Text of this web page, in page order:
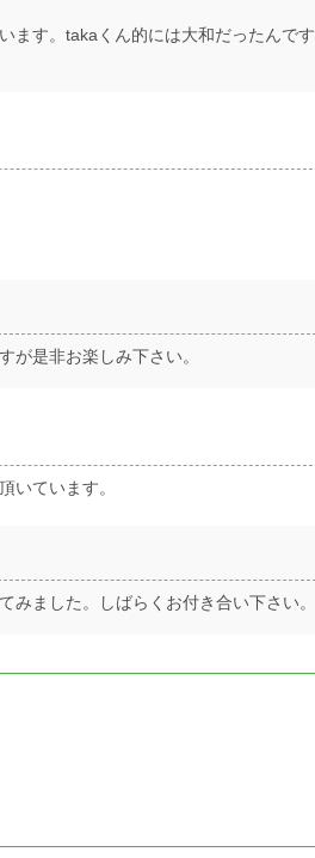
ます。takaくん的には大和だったんです
が是非お楽しみ下さい。
いています。
みました。しばらくお付き合い下さい。